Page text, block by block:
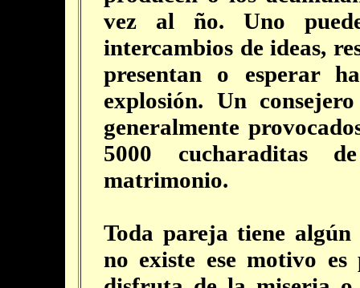
vez al ño. Uno
intercambios de ideas,
presentan o esperar
explosión. Un
generalmente
5000 cucharaditas
matrimonio.
Toda pareja tiene algún
no existe ese motivo es